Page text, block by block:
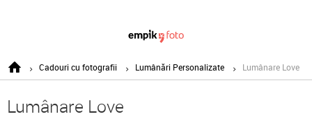
Cadouri cu fotografii Lumânări Personalizate Lumânare Love
Lumânare Love